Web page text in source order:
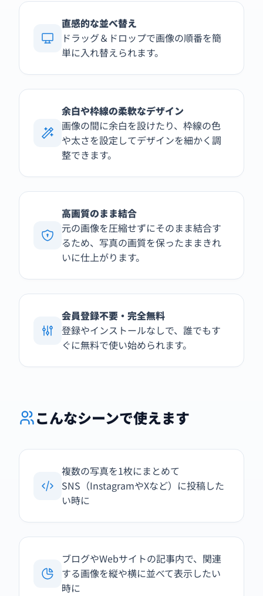
直感的な並べ替え
ドラッグ＆ドロップで画像の順番を簡
単に入れ替えられます。
余白や枠線の柔軟なデザイン
画像の間に余白を設けたり、枠線の色
や太さを設定してデザインを細かく調
整できます。
高画質のまま結合
元の画像を圧縮せずにそのまま結合す
るため、写真の画質を保ったままきれ
いに仕上がります。
会員登録不要・完全無料
登録やインストールなしで、誰でもす
ぐに無料で使い始められます。
こんなシーンで使えます
複数の写真を1枚にまとめて
SNS（InstagramやXなど）に投稿した
い時に
ブログやWebサイトの記事内で、関連
する画像を縦や横に並べて表示したい
時に